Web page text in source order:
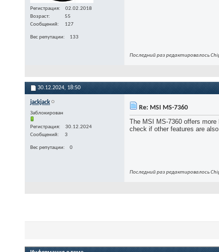
Регистрация
02.02.2018
Возраст
55
Сообщений
127
Вес репутации 133
Последний раз редактировалось
30.12.2024, 18:50
jackjack
Заблокирован
Регистрация
30.12.2024
Сообщений
3
Вес репутации 0
Re: MSI MS-7360
The MSI MS-7360 offers
check if other features are
Последний раз редактировалось